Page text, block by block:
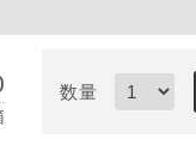
数量